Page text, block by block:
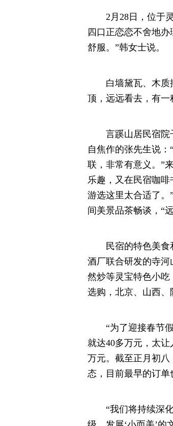
2月28日，位于灵
四口正恋恋不舍地
舒服。”韩女士说。
白墙黛瓦、木质摆
顶，远远看去，有一
言蹊山居民宿院子
自焦作的张先生说
联，非常有意义。”
乐趣，又在民宿咖
游选这里太合适了。
间美景品茶畅谈，“
民宿的特色美食和
酒厂联合研发的寺
然炒等灵宝特色小
选购，北京、山西、
“为了迎接春节假
就达40多万元，太
万元。截至正月初
态，目前最早的订单
“我们将持续深化